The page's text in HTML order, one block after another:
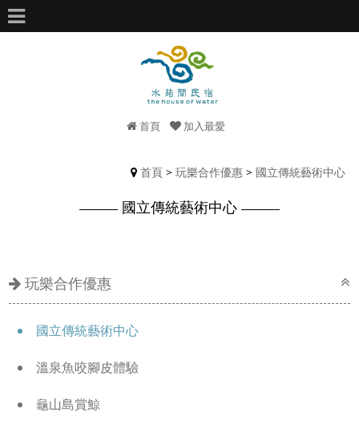
首頁 加入最愛
首頁> 玩樂合作優惠> 國立傳統藝術中心
國立傳統藝術中心
玩樂合作優惠
國立傳統藝術中心
溫泉魚咬腳皮體驗
龜山島賞鯨